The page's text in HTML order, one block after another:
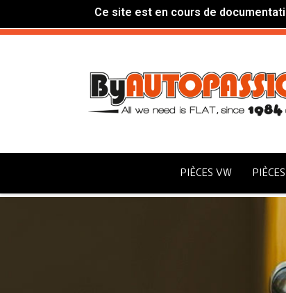
Ce site est en cours de
PIÈCES VW